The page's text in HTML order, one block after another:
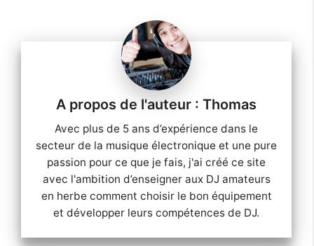
Thomas
Avec plus de 5 ans d’expérience dans le
secteur de la musique électronique et une pure
passion pour ce que je fais, j'ai créé ce site
avec l'ambition d’enseigner aux DJ amateurs
en herbe comment choisir le bon équipement
et développer leurs compétences de DJ.